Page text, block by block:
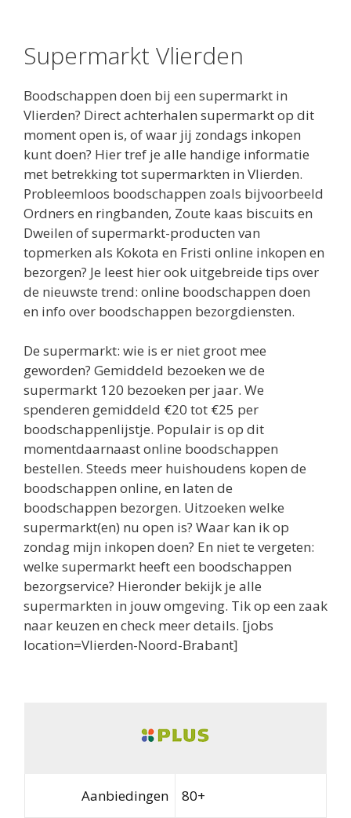
Supermarkt Vlierden
Boodschappen doen bij een supermarkt in
Vlierden? Direct achterhalen supermarkt op dit
moment open is, of waar jij zondags inkopen
kunt doen? Hier tref je alle handige informatie
met betrekking tot supermarkten in Vlierden.
Probleemloos boodschappen zoals bijvoorbeeld
Ordners en ringbanden, Zoute kaas biscuits en
Dweilen of supermarkt-producten van
topmerken als Kokota en Fristi online inkopen en
bezorgen? Je leest hier ook uitgebreide tips over
de nieuwste trend: online boodschappen doen
en info over boodschappen bezorgdiensten.
De supermarkt: wie is er niet groot mee
geworden? Gemiddeld bezoeken we de
supermarkt 120 bezoeken per jaar. We
spenderen gemiddeld €20 tot €25 per
boodschappenlijstje. Populair is op dit
momentdaarnaast online boodschappen
bestellen. Steeds meer huishoudens kopen de
boodschappen online, en laten de
boodschappen bezorgen. Uitzoeken welke
supermarkt(en) nu open is? Waar kan ik op
zondag mijn inkopen doen? En niet te vergeten:
welke supermarkt heeft een boodschappen
bezorgservice? Hieronder bekijk je alle
supermarkten in jouw omgeving. Tik op een zaak
naar keuzen en check meer details. [jobs
location=Vlierden-Noord-Brabant]
Aanbiedingen 80+